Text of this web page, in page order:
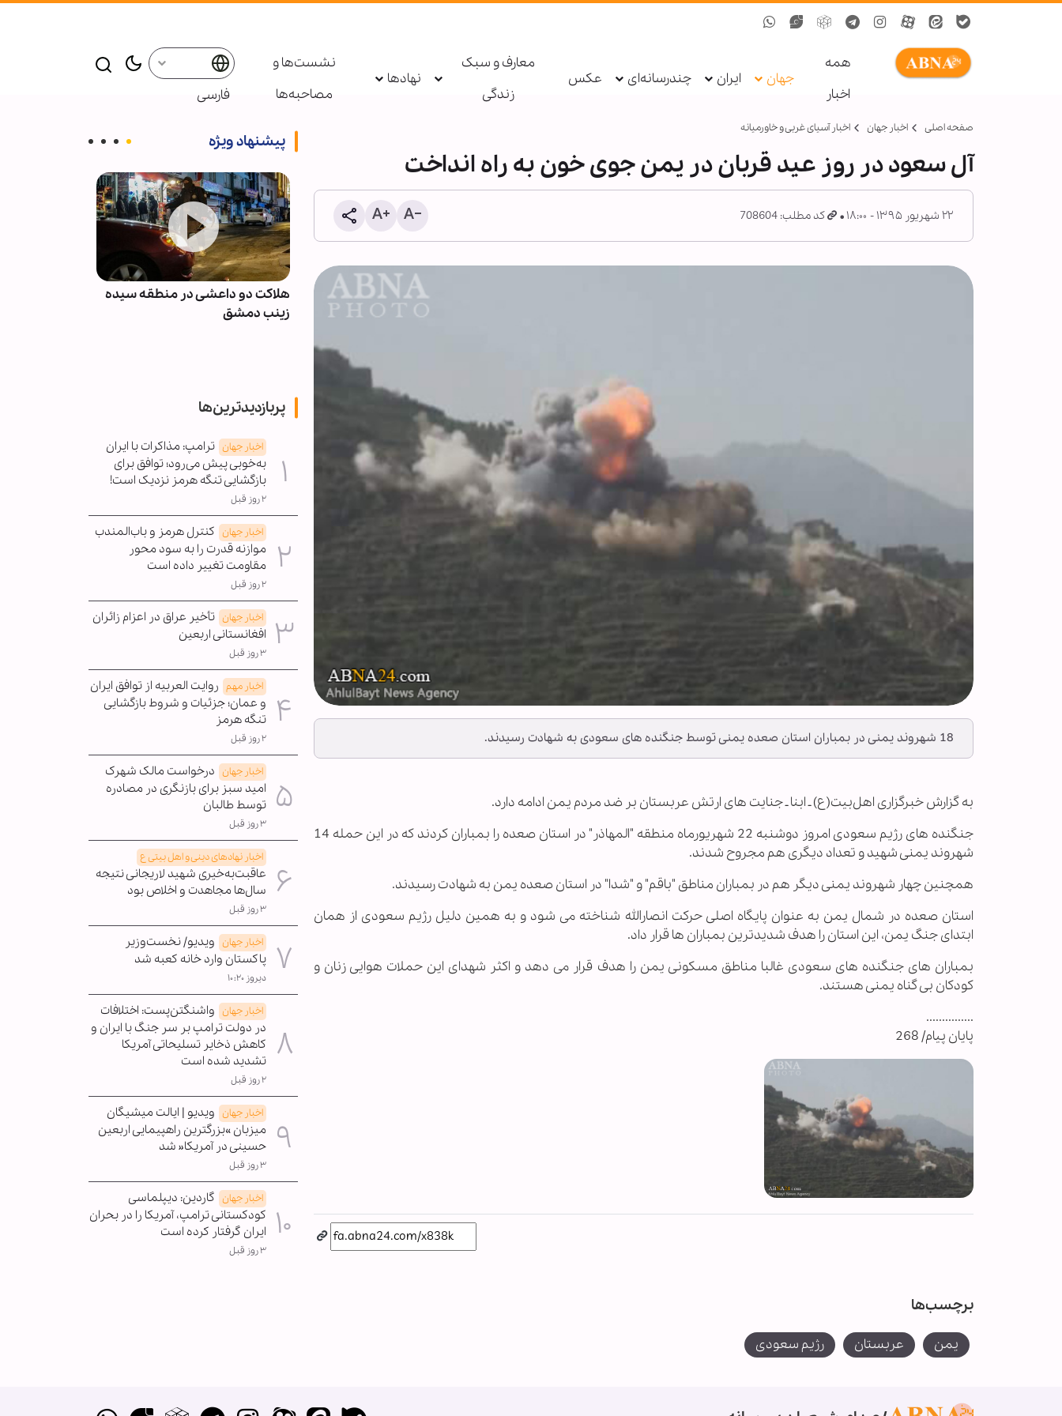
همه
اخبار
جهان ایران چندرسانه‌ای عکس
معارف و سبک
زندگی
نهادها
نشست‌ها و
مصاحبه‌ها
فارسی
صفحه اصلی اخبار جهان اخبار آسیای غربی و خاورمیانه
آل سعود در روز عید قربان در یمن جوی خون به راه انداخت
۲۲ شهریور ۱۳۹۵ - ۱۸:۰۰ کد مطلب: 708604
18 شهروند یمنی در بمباران استان صعده یمنی توسط جنگنده های سعودی به شهادت رسیدند.
به گزارش خبرگزاری اهل‌بیت(ع) ـ ابنا ـ جنایت های ارتش عربستان بر ضد مردم یمن ادامه دارد.
جنگنده های رژیم سعودی امروز دوشنبه 22 شهریورماه منطقه "المهاذر" در استان صعده را بمباران کردند که در این حمله 14
شهروند یمنی شهید و تعداد دیگری هم مجروح شدند.
همچنین چهار شهروند یمنی دیگر هم در بمباران مناطق "باقم" و "شدا" در استان صعده یمن به شهادت رسیدند.
استان صعده در شمال یمن به عنوان پایگاه اصلی حرکت انصارالله شناخته می شود و به همین دلیل رژیم سعودی از همان
ابتدای جنگ یمن، این استان را هدف شدیدترین بمباران ها قرار داد.
بمباران های جنگنده های سعودی غالبا مناطق مسکونی یمن را هدف قرار می دهد و اکثر شهدای این حملات هوایی زنان و
کودکان بی گناه یمنی هستند.
...............
پایان پیام/ 268
برچسب‌ها
یمن عربستان رژیم سعودی
پیشنهاد ویژه
شیخ علی الخطیب: دولت لبنان پس
از ناکامی مذاکرات، گفت‌وگو با
هلاکت دو داعشی در منطقه سیده
زینب دمشق
پربازدیدترین‌ها
اخبار جهان ترامپ: مذاکرات با ایران
به‌خوبی پیش می‌رود؛ توافق برای
بازگشایی تنگه هرمز نزدیک است!
۲ روز قبل
اخبار جهان کنترل هرمز و باب‌المندب
موازنه قدرت را به سود محور
مقاومت تغییر داده است
۲ روز قبل
اخبار جهان تأخیر عراق در اعزام زائران
افغانستانی اربعین
۳ روز قبل
اخبار مهم روایت العربیه از توافق ایران
و عمان؛ جزئیات و شروط بازگشایی
تنگه هرمز
۲ روز قبل
اخبار جهان درخواست مالک شهرک
امید سبز برای بازنگری در مصادره
توسط طالبان
۳ روز قبل
اخبار نهادهای دینی و اهل بیتی ع
عاقبت‌به‌خیری شهید لاریجانی نتیجه
سال‌ها مجاهدت و اخلاص بود
۳ روز قبل
اخبار جهان ویدیو/ نخست‌وزیر
پاکستان وارد خانه کعبه شد
دیروز ۱۰:۲۰
اخبار جهان واشنگتن‌پست: اختلافات
در دولت ترامپ بر سر جنگ با ایران و
کاهش ذخایر تسلیحاتی آمریکا
تشدید شده است
۲ روز قبل
اخبار جهان ویدیو | ایالت میشیگان
میزبان »بزرگترین راهپیمایی اربعین
حسینی در آمریکا« شد
۳ روز قبل
اخبار جهان گاردین: دیپلماسی
کودکستانی ترامپ، آمریکا را در بحران
ایران گرفتار کرده است
۳ روز قبل